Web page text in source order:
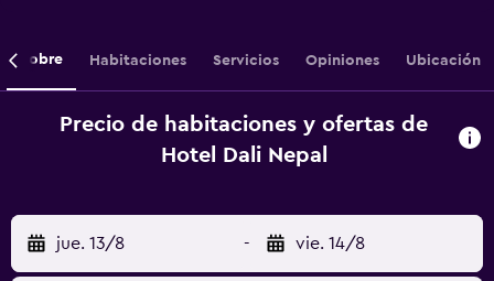
Sobre Habitaciones Servicios Opiniones Ubicación
Precio de habitaciones y ofertas de
Hotel Dali Nepal
jue. 13/8 - vie. 14/8